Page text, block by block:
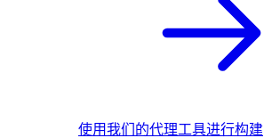
使用我们的代理工具进行构建